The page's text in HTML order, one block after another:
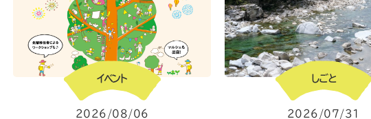
イベント
2026/08/06
しごと
2026/07/31